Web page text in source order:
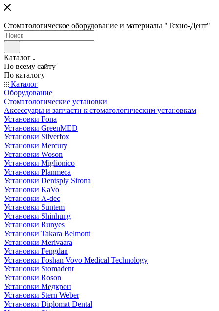
Стоматологическое оборудование и материалы "Техно-Дент"
Каталог
По всему сайту
По каталогу
Каталог
Оборудование
Стоматологические установки
Аксессуары и запчасти к стоматологическим установкам
Установки Fona
Установки GreenMED
Установки Silverfox
Установки Mercury
Установки Woson
Установки Miglionico
Установки Planmeca
Установки Dentsply Sirona
Установки KaVo
Установки A-dec
Установки Suntem
Установки Shinhung
Установки Runyes
Установки Takara Belmont
Установки Merivaara
Установки Fengdan
Установки Foshan Vovo Medical Technology
Установки Stomadent
Установки Roson
Установки Медкрон
Установки Stern Weber
Установки Diplomat Dental